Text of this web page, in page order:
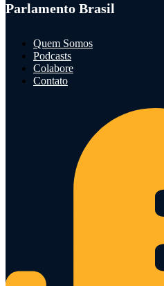
Parlamento Brasil
Quem Somos
Podcasts
Colabore
Contato